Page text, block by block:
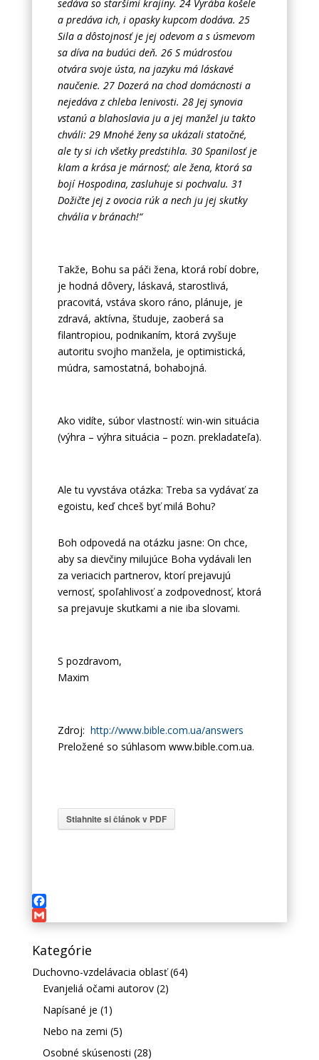
sedáva so staršími krajiny. 24 Vyrába košele
a predáva ich, i opasky kupcom dodáva. 25
Sila a dôstojnosť je jej odevom a s úsmevom
sa díva na budúci deň. 26 S múdrosťou
otvára svoje ústa, na jazyku má láskavé
naučenie. 27 Dozerá na chod domácnosti a
nejedáva z chleba lenivosti. 28 Jej synovia
vstanú a blahoslavia ju a jej manžel ju takto
chváli: 29 Mnohé ženy sa ukázali statočné,
ale ty si ich všetky predstihla. 30 Spanilosť je
klam a krása je márnosť; ale žena, ktorá sa
bojí Hospodina, zasluhuje si pochvalu. 31
Dožičte jej z ovocia rúk a nech ju jej skutky
chvália v bránach!“
Takže, Bohu sa páči žena, ktorá robí dobre,
je hodná dôvery, láskavá, starostlivá,
pracovitá, vstáva skoro ráno, plánuje, je
zdravá, aktívna, študuje, zaoberá sa
filantropiou, podnikaním, ktorá zvyšuje
autoritu svojho manžela, je optimistická,
múdra, samostatná, bohabojná.
Ako vidíte, súbor vlastností: win-win situácia
(výhra – výhra situácia – pozn. prekladateľa).
Ale tu vyvstáva otázka: Treba sa vydávať za
egoistu, keď chceš byť milá Bohu?
Boh odpovedá na otázku jasne: On chce,
aby sa dievčiny milujúce Boha vydávali len
za veriacich partnerov, ktorí prejavujú
vernosť, spoľahlivosť a zodpovednosť, ktorá
sa prejavuje skutkami a nie iba slovami.
S pozdravom,
Maxim
Zdroj: http://www.bible.com.ua/answers
Preložené so súhlasom www.bible.com.ua.
Stiahnite si článok v PDF
Facebook
Gmail
Kategórie
Duchovno-vzdelávacia oblasť(64)
Evanjeliá očami autorov(2)
Napísané je (1)
Nebo na zemi (5)
Osobné skúsenosti (28)